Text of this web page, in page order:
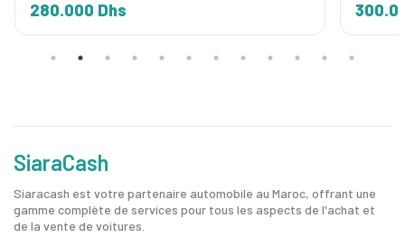
280.000 Dhs
SiaraCash
Siaracash est votre partenaire automobile au Maroc, offrant une
gamme complète de services pour tous les aspects de l'achat et
de la vente de voitures.